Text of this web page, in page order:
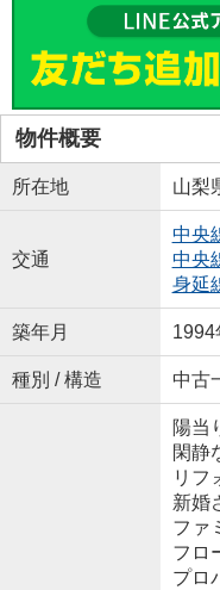
物件概要
所在地 山梨
交通
中央
中央
身延
築年月 1994
種別 / 構造 中古
陽当
閑静
リフ
新婚
ファ
フロ
プロ